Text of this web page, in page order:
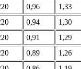
0,96
1,33
0,94
1,30
0,91
1,29
0,89
1,26